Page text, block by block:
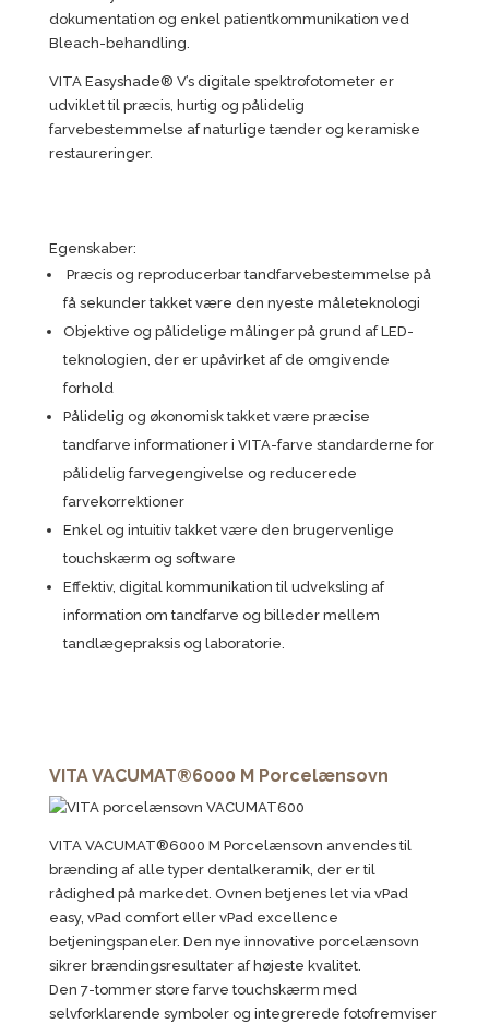
dokumentation og enkel patientkommunikation ved
Bleach-behandling.
VITA Easyshade® V’s digitale spektrofotometer er
udviklet til præcis, hurtig og pålidelig
farvebestemmelse af naturlige tænder og keramiske
restaureringer.
Egenskaber:
Præcis og reproducerbar tandfarvebestemmelse på
få sekunder takket være den nyeste måleteknologi
Objektive og pålidelige målinger på grund af LED-
teknologien, der er upåvirket af de omgivende
forhold
Pålidelig og økonomisk takket være præcise
tandfarve informationer i VITA-farve standarderne for
pålidelig farvegengivelse og reducerede
farvekorrektioner
Enkel og intuitiv takket være den brugervenlige
touchskærm og software
Effektiv, digital kommunikation til udveksling af
information om tandfarve og billeder mellem
tandlægepraksis og laboratorie.
VITA VACUMAT®6000 M Porcelænsovn
VITA VACUMAT®6000 M Porcelænsovn anvendes til
brænding af alle typer dentalkeramik, der er til
rådighed på markedet. Ovnen betjenes let via vPad
easy, vPad comfort eller vPad excellence
betjeningspaneler. Den nye innovative porcelænsovn
sikrer brændingsresultater af højeste kvalitet.
Den 7-tommer store farve touchskærm med
selvforklarende symboler og integrerede fotofremviser